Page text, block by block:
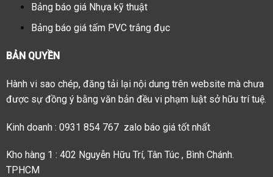
Bảng báo giá Nhựa kỹ thuật
Bảng báo giá tấm PVC trắng đục
BẢN QUYỀN
Hành vi sao chép, đăng tải lại nội dung trên website mà chưa
được sự đồng ý bằng văn bản đều vi phạm luật sở hữu trí tuệ.
Kinh doanh : 0931 854 767 zalo báo giá tốt nhất
Kho hàng 1 : 402 Nguyễn Hữu Trí, Tân Túc , Bình Chánh.
TPHCM